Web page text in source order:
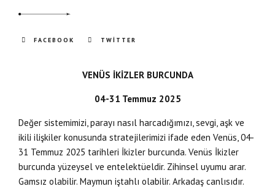
FACEBOOK TWITTER
VENÜS İKİZLER BURCUNDA
04-31 Temmuz 2025
Değer sistemimizi, parayı nasıl harcadığımızı, sevgi, aşk ve
ikili ilişkiler konusunda stratejilerimizi ifade eden Venüs, 04-
31 Temmuz 2025 tarihleri İkizler burcunda. Venüs İkizler
burcunda yüzeysel ve entelektüeldir. Zihinsel uyumu arar.
Gamsız olabilir. Maymun iştahlı olabilir. Arkadaş canlısıdır.